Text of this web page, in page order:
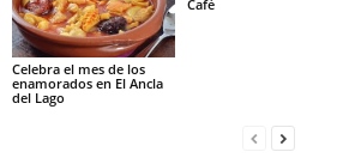
Celebra el mes de los
enamorados en El Ancla
del Lago
Café